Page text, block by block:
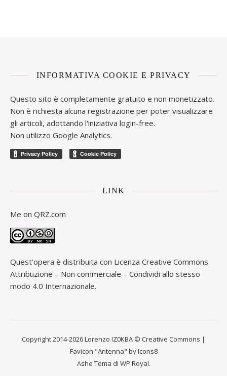
INFORMATIVA COOKIE E PRIVACY
Questo sito è completamente gratuito e non monetizzato.
Non è richiesta alcuna registrazione per poter visualizzare
gli articoli, adottando l'iniziativa login-free.
Non utilizzo Google Analytics.
LINK
Me on QRZ.com
Quest’opera è distribuita con Licenza Creative Commons
Attribuzione – Non commerciale – Condividi allo stesso
modo 4.0 Internazionale.
Copyright 2014-2026 Lorenzo IZ0KBA © Creative Commons |
Favicon "Antenna" by Icons8
Ashe Tema di WP Royal.